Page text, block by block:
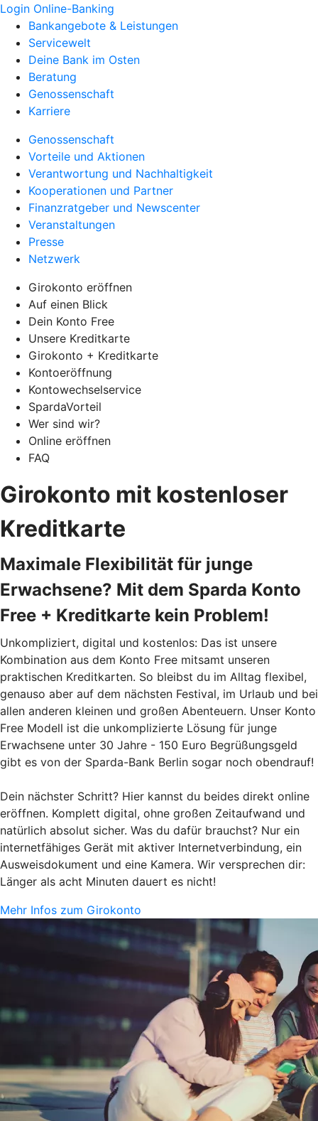
Login Online-Banking
Bankangebote & Leistungen
Servicewelt
Deine Bank im Osten
Beratung
Genossenschaft
Karriere
Genossenschaft
Vorteile und Aktionen
Verantwortung und Nachhaltigkeit
Kooperationen und Partner
Finanzratgeber und Newscenter
Veranstaltungen
Presse
Netzwerk
Girokonto eröffnen
Auf einen Blick
Dein Konto Free
Unsere Kreditkarte
Girokonto + Kreditkarte
Kontoeröffnung
Kontowechselservice
SpardaVorteil
Wer sind wir?
Online eröffnen
FAQ
Girokonto mit kostenloser
Kreditkarte
Maximale Flexibilität für junge
Erwachsene? Mit dem Sparda Konto
Free + Kreditkarte kein Problem!
Unkompliziert, digital und kostenlos: Das ist unsere
Kombination aus dem Konto Free mitsamt unseren
praktischen Kreditkarten. So bleibst du im Alltag flexibel,
genauso aber auf dem nächsten Festival, im Urlaub und bei
allen anderen kleinen und großen Abenteuern. Unser Konto
Free Modell ist die unkomplizierte Lösung für junge
Erwachsene unter 30 Jahre - 150 Euro Begrüßungsgeld
gibt es von der Sparda-Bank Berlin sogar noch obendrauf!
Dein nächster Schritt? Hier kannst du beides direkt online
eröffnen. Komplett digital, ohne großen Zeitaufwand und
natürlich absolut sicher. Was du dafür brauchst? Nur ein
internetfähiges Gerät mit aktiver Internetverbindung, ein
Ausweisdokument und eine Kamera. Wir versprechen dir:
Länger als acht Minuten dauert es nicht!
Mehr Infos zum Girokonto